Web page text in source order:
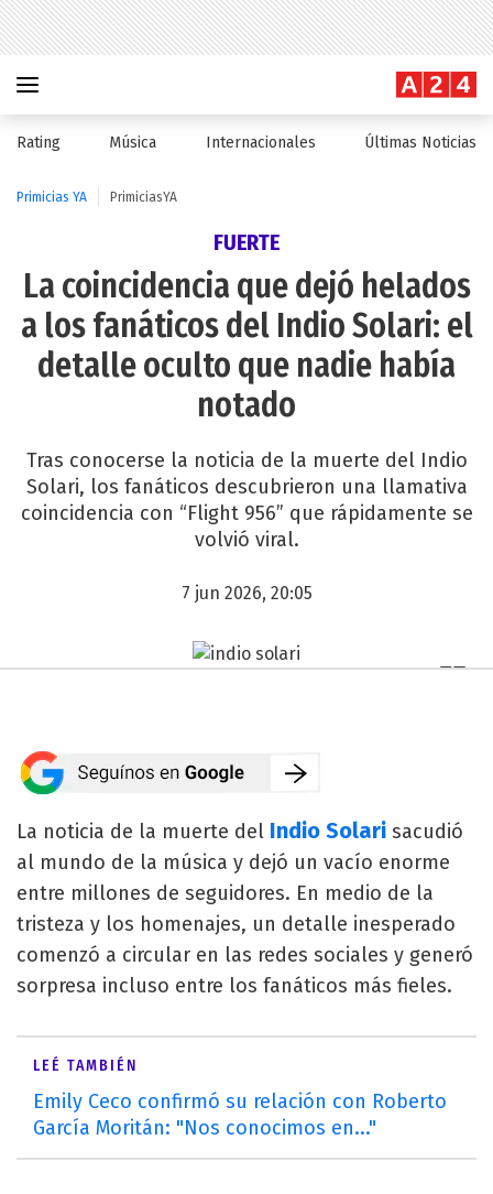
Rating Música Internacionales Últimas Noticias
Primicias YA PrimiciasYA
FUERTE
La coincidencia que dejó helados
a los fanáticos del Indio Solari: el
detalle oculto que nadie había
notado
Tras conocerse la noticia de la muerte del Indio
Solari, los fanáticos descubrieron una llamativa
coincidencia con “Flight 956” que rápidamente se
volvió viral.
7 jun 2026, 20:05
La noticia de la muerte del Indio Solari sacudió
al mundo de la música y dejó un vacío enorme
entre millones de seguidores. En medio de la
tristeza y los homenajes, un detalle inesperado
comenzó a circular en las redes sociales y generó
sorpresa incluso entre los fanáticos más fieles.
LEÉ TAMBIÉN
Emily Ceco confirmó su relación con Roberto
García Moritán: "Nos conocimos en..."